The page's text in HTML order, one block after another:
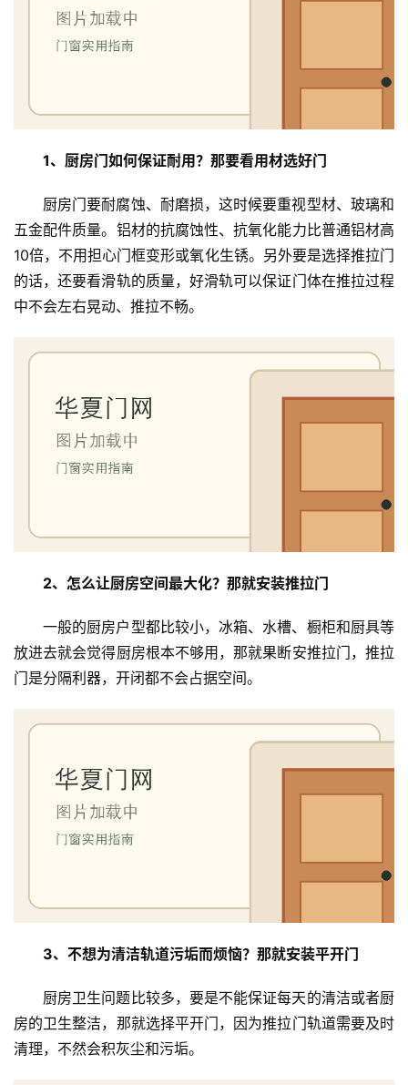
页
门
生
院
大
门
1、厨房门如何保证耐用？那要看用材选好门
厨房门要耐腐蚀、耐磨损，这时候要重视型材、玻璃和
五金配件质量。铝材的抗腐蚀性、抗氧化能力比普通铝材高
10倍，不用担心门框变形或氧化生锈。另外要是选择推拉门
的话，还要看滑轨的质量，好滑轨可以保证门体在推拉过程
中不会左右晃动、推拉不畅。
2、怎么让厨房空间最大化？那就安装推拉门
一般的厨房户型都比较小，冰箱、水槽、橱柜和厨具等
放进去就会觉得厨房根本不够用，那就果断安推拉门，推拉
门是分隔利器，开闭都不会占据空间。
3、不想为清洁轨道污垢而烦恼？那就安装平开门
厨房卫生问题比较多，要是不能保证每天的清洁或者厨
房的卫生整洁，那就选择平开门，因为推拉门轨道需要及时
清理，不然会积灰尘和污垢。